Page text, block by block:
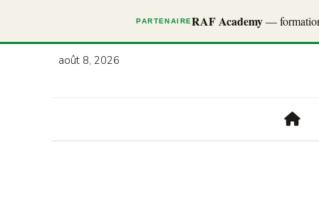
PARTENAIRERAF Academy—
août 8, 2026